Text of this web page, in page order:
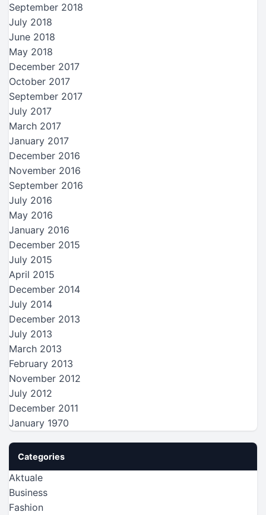
September 2018
July 2018
June 2018
May 2018
December 2017
October 2017
September 2017
July 2017
March 2017
January 2017
December 2016
November 2016
September 2016
July 2016
May 2016
January 2016
December 2015
July 2015
April 2015
December 2014
July 2014
December 2013
July 2013
March 2013
February 2013
November 2012
July 2012
December 2011
January 1970
Categories
Aktuale
Business
Fashion